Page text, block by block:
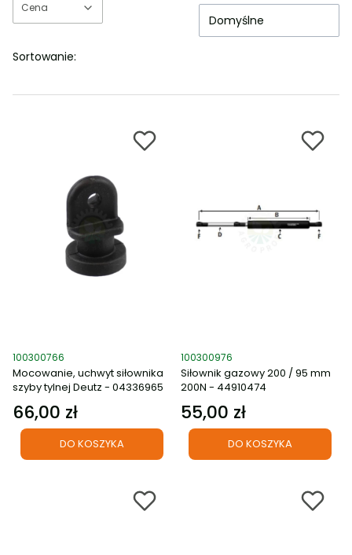
Cena
Sortowanie:
Domyślne
Kod produktu
100300766
Mocowanie, uchwyt siłownika
szyby tylnej Deutz - 04336965
Cena
66,00 zł
DO KOSZYKA
Kod produktu
100300976
Siłownik gazowy 200 / 95 mm
200N - 44910474
Cena
55,00 zł
DO KOSZYKA